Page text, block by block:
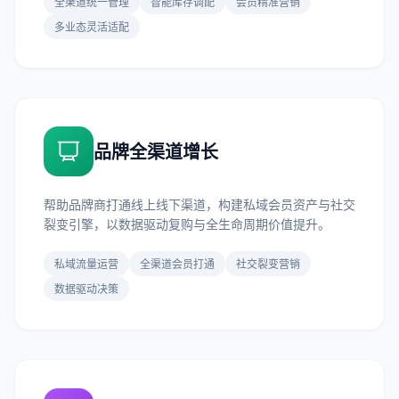
多业态灵活适配
品牌全渠道增长
帮助品牌商打通线上线下渠道，构建私域会员资产与社交
裂变引擎，以数据驱动复购与全生命周期价值提升。
私域流量运营 全渠道会员打通
社交裂变营销
数据驱动决策